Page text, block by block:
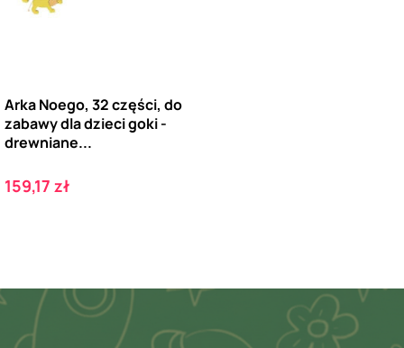
Arka Noego, 32 części, do
zabawy dla dzieci goki -
drewniane...
Cena
159,17 zł